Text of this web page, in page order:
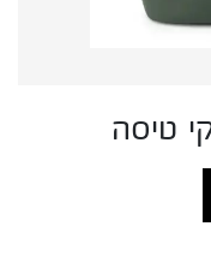
טיסה